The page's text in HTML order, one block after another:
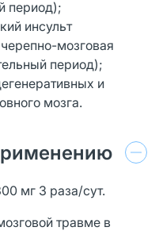
период);
инсульт
мозговая
период);
и
мозга.
мг 3 раза/сут.
травме в